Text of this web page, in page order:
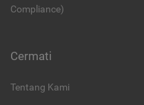
Compliance)
Cermati
Tentang Kami